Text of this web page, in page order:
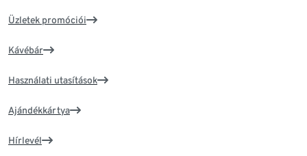
Üzletek promóciói
Kávébár
Használati utasítások
Ajándékkártya
Hírlevél